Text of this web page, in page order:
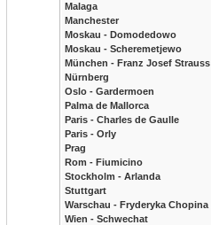
Malaga
Manchester
Moskau - Domodedowo
Moskau - Scheremetjewo
München - Franz Josef Strauss
Nürnberg
Oslo - Gardermoen
Palma de Mallorca
Paris - Charles de Gaulle
Paris - Orly
Prag
Rom - Fiumicino
Stockholm - Arlanda
Stuttgart
Warschau - Fryderyka Chopina
Wien - Schwechat